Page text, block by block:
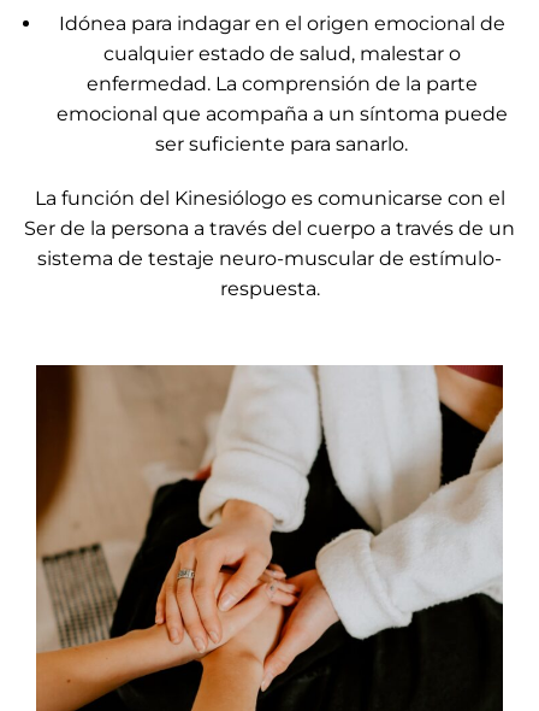
Idónea para indagar en el origen emocional de
cualquier estado de salud, malestar o
enfermedad. La comprensión de la parte
emocional que acompaña a un síntoma puede
ser suficiente para sanarlo.
La función del Kinesiólogo es comunicarse con el
Ser de la persona a través del cuerpo a través de un
sistema de testaje neuro-muscular de estímulo-
respuesta.